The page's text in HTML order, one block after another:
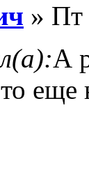
» Пт
А
еще